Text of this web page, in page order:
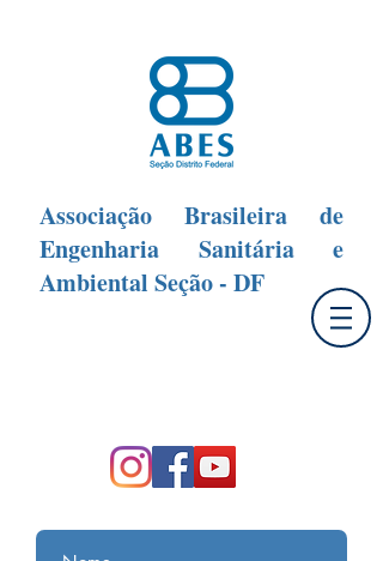
Associação Brasileira de
Engenharia Sanitária e
Ambiental Seção - DF